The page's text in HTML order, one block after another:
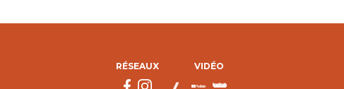
RÉSEAUX VIDÉO